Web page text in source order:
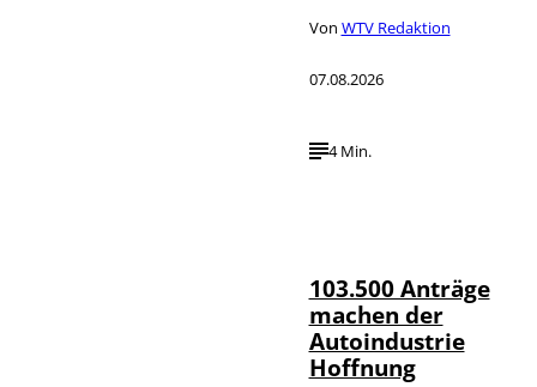
Von WTV Redaktion
07.08.2026
4 Min.
103.500 Anträge
machen der
Autoindustrie
Hoffnung